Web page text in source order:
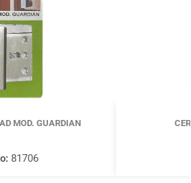
MOD. GUARDIAN
81706